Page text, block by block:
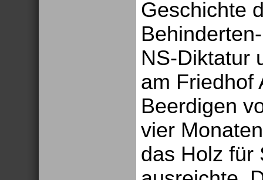
Geschichte
NS-Diktatur
am Friedhof
Beerdigen
vier
das Holz für